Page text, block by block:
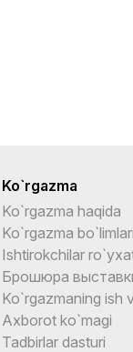
Ko`rgazma
Ko`rgazma haqida
Ko`rgazma bo`limlari
Ishtirokchilar
Брошюра
Ko`rgazmaning ish
Axborot ko`magi
Tadbirlar dasturi